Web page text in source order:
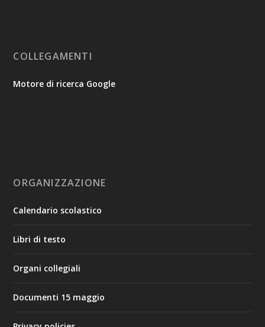
COLLEGAMENTI
Motore di ricerca Google
ORGANIZZAZIONE
Calendario scolastico
Libri di testo
Organi collegiali
Documenti 15 maggio